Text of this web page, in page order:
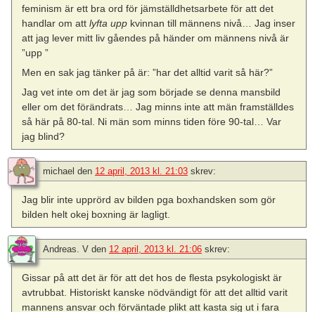
feminism är ett bra ord för jämställdhetsarbete för att det
handlar om attlyfta upp kvinnan till männens nivå… Jag inser
att jag lever mitt liv gåendes på händer om männens nivå är
”upp ”
Men en sak jag tänker på är: ”har det alltid varit så här?”
Jag vet inte om det är jag som började se denna mansbild
eller om det förändrats… Jag minns inte att män framställdes
så här på 80-tal. Ni män som minns tiden före 90-tal… Var
jag blind?
michael den 12 april, 2013 kl. 21:03 skrev:
Jag blir inte upprörd av bilden pga boxhandsken som gör
bilden helt okej boxning är lagligt.
Andreas. V den 12 april, 2013 kl. 21:06 skrev:
Gissar på att det är för att det hos de flesta psykologiskt är
avtrubbat. Historiskt kanske nödvändigt för att det alltid varit
mannens ansvar och förväntade plikt att kasta sig ut i fara